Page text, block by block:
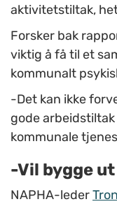
aktivitetstiltak,
Forsker bak
viktig å få til et
kommunalt
-Det kan ikke
gode
kommunale
-Vil bygge
NAPHA-leder